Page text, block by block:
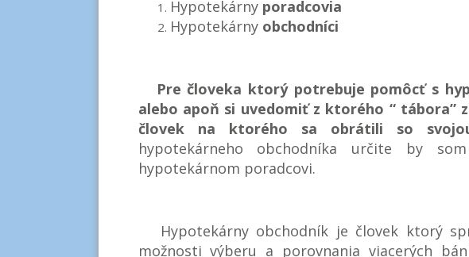
Hypotekárny poradcovia
Hypotekárny obchodníci
Pre človeka ktorý potrebuje pomôcť s
alebo apoň si uvedomiť z ktorého “ tábora”
človek na ktorého sa obrátili so
hypotekárneho obchodníka určite by
hypotekárnom poradcovi.
Hypotekárny obchodník je človek ktorý
možnosti výberu a porovnania viacerých